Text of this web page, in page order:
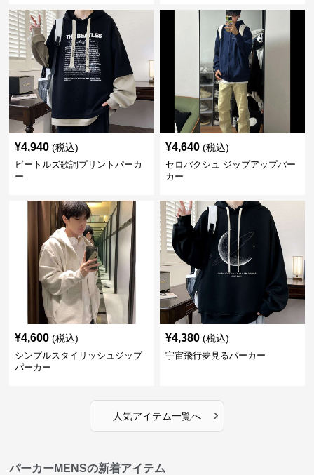
¥4,940 (税込)
ビートルズ歌詞プリントパーカ
ー
¥4,640 (税込)
セロパクシュ ジップアップパー
カー
¥4,600 (税込)
シンプルスタイリッシュジップ
パーカー
¥4,380 (税込)
宇宙飛行夢見るパーカー
人気アイテム一覧へ ›
パーカーMENSの新着アイテム